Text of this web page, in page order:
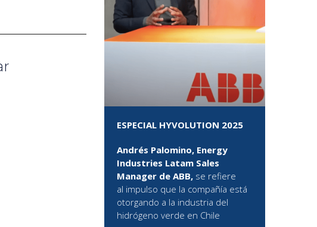
ESPECIAL HYVOLUTION 2025
Andrés Palomino, Energy
Industries Latam Sales
Manager de ABB, se refiere
al impulso que la compañía está
otorgando a la industria del
hidrógeno verde en Chile